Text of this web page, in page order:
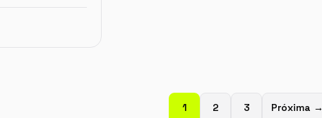
1 2 3 Próxima →